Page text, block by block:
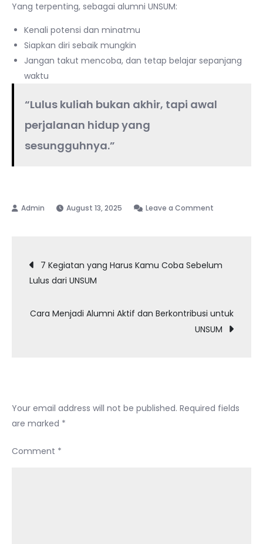
Yang terpenting, sebagai alumni UNSUM:
Kenali potensi dan minatmu
Siapkan diri sebaik mungkin
Jangan takut mencoba, dan tetap belajar sepanjang
waktu
“Lulus kuliah bukan akhir, tapi awal
perjalanan hidup yang
sesungguhnya.”
August 13, 2025 Leave a Comment
Lulus
Swasta,
ASN,
Post
navigation
7 Kegiatan yang Harus Kamu Coba Sebelum
Lulus dari UNSUM
Cara Menjadi Alumni Aktif dan Berkontribusi untuk
UNSUM
Your email address will not be published. Required fields
are marked *
Comment *